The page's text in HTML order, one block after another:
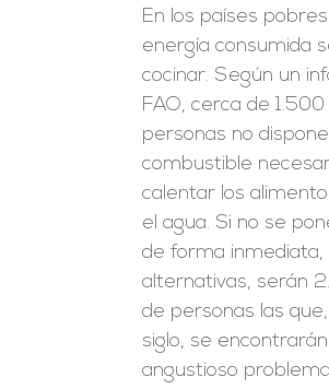
En los países
energía consumida
cocinar. Según un
FAO, cerca de
personas no
combustible
calentar los
el agua. Si no se
de forma inmediata,
alternativas, serán
de personas las
siglo, se
angustioso